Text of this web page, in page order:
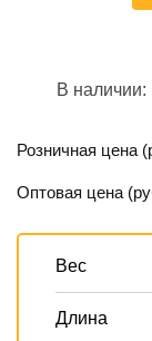
В наличии:
Розничная цена
Оптовая цена
Вес
Длина